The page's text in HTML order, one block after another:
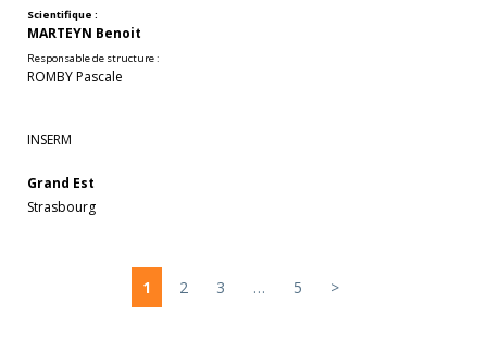
Scientifique :
MARTEYN Benoit
Responsable de structure :
ROMBY Pascale
INSERM
Grand Est
Strasbourg
1 2 3 … 5 >